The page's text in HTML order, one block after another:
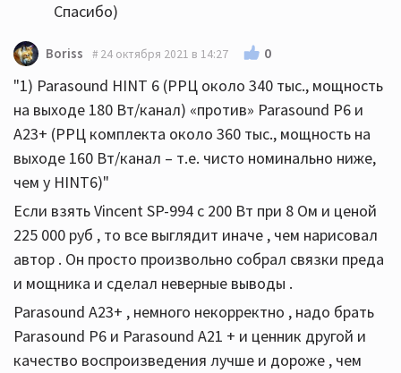
Спасибо)
Boriss 24 октября 2021 в 14:27 0
"1) Parasound HINT 6 (РРЦ около 340 тыс., мощность
на выходе 180 Вт/канал) «против» Parasound P6 и
А23+ (РРЦ комплекта около 360 тыс., мощность на
выходе 160 Вт/канал – т.е. чисто номинально ниже,
чем у HINT6)"
Если взять Vincent SP-994 с 200 Вт при 8 Ом и ценой
225 000 руб , то все выглядит иначе , чем нарисовал
автор . Он просто произвольно собрал связки преда
и мощника и сделал неверные выводы .
Parasound А23+ , немного некорректно , надо брать
Parasound P6 и Parasound A21 + и ценник другой и
качество воспроизведения лучше и дороже , чем